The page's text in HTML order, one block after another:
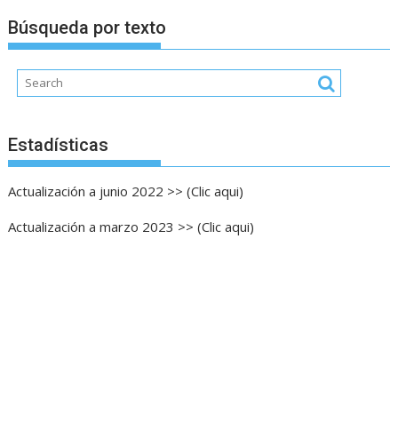
Búsqueda por texto
Estadísticas
Actualización a junio 2022 >> (Clic aqui)
Actualización a marzo 2023 >> (Clic aqui)